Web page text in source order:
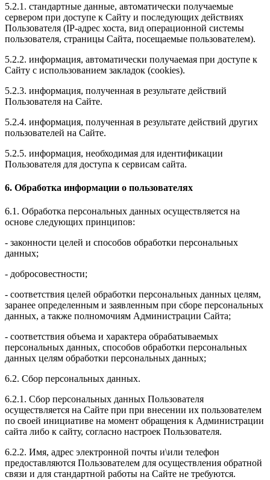
5.2.1. стандартные данные, автоматически получаемые
сервером при доступе к Сайту и последующих действиях
Пользователя (IP-адрес хоста, вид операционной системы
пользователя, страницы Сайта, посещаемые пользователем).
5.2.2. информация, автоматически получаемая при доступе к
Сайту с использованием закладок (cookies).
5.2.3. информация, полученная в результате действий
Пользователя на Сайте.
5.2.4. информация, полученная в результате действий других
пользователей на Сайте.
5.2.5. информация, необходимая для идентификации
Пользователя для доступа к сервисам сайта.
6. Обработка информации о пользователях
6.1. Обработка персональных данных осуществляется на
основе следующих принципов:
- законности целей и способов обработки персональных
данных;
- добросовестности;
- соответствия целей обработки персональных данных целям,
заранее определенным и заявленным при сборе персональных
данных, а также полномочиям Администрации Сайта;
- соответствия объема и характера обрабатываемых
персональных данных, способов обработки персональных
данных целям обработки персональных данных;
6.2. Сбор персональных данных.
6.2.1. Сбор персональных данных Пользователя
осуществляется на Сайте при при внесении их пользователем
по своей инициативе на момент обращения к Администрации
сайта либо к сайту, согласно настроек Пользователя.
6.2.2. Имя, адрес электронной почты и\или телефон
предоставляются Пользователем для осуществления обратной
связи и для стандартной работы на Сайте не требуются.